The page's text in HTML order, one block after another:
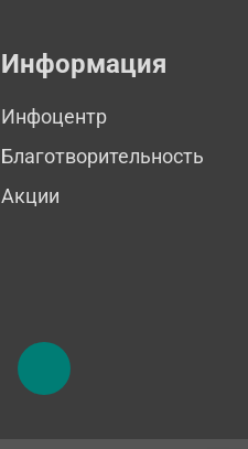
Информация
Инфоцентр
Благотворительность
Акции